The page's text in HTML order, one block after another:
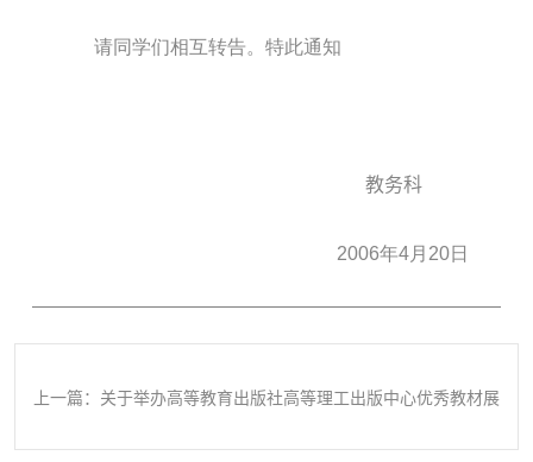
请同学们相互转告。特此通知
教务科
2006年4月20日
上一篇：关于举办高等教育出版社高等理工出版中心优秀教材展